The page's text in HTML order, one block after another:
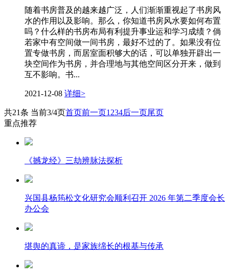
随着书房普及的越来越广泛，人们渐渐重视起了书房风
水的作用以及影响。那么，你知道书房风水要如何布置
吗？什么样的书房布局有利提升事业运和学习成绩？倘
若家中有空间做一间书房，最好不过的了。如果没有位
置专做书房，而居室面积够大的话，可以单独开辟出一
块空间作为书房，并合理地与其他空间区分开来，做到
互不影响。书...
2021-12-08 详细>
共21条 当前3/4页首页前一页1 234后一页尾页
重点推荐
《撼龙经》三劫辨脉法探析
兴国县杨筠松文化研究会顺利召开 2026 年第二季度会长
办公会
堪舆的真谛，是家族绵长的根基与传承